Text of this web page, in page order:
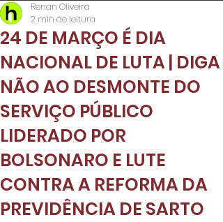
24 DE MARÇO É DIA
NACIONAL DE LUTA | DIGA
NÃO AO DESMONTE DO
SERVIÇO PÚBLICO
LIDERADO POR
BOLSONARO E LUTE
CONTRA A REFORMA DA
PREVIDÊNCIA DE SARTO
Renan Oliveira
2 min de leitura